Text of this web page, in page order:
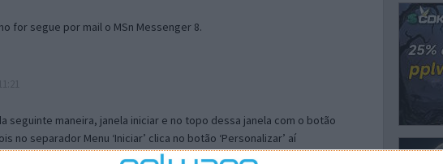
for segue por mail o MSn Messenger 8.
seguinte maneira, janela iniciar e no topo dessa janela com o botão
separador Menu ‘Iniciar’ clica no botão ‘Personalizar’ aí
para escolheres o Browser com que queres navegar e o gestor de